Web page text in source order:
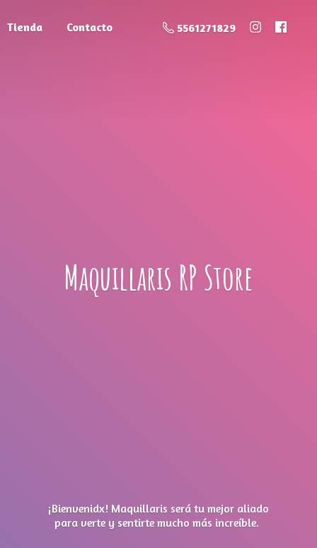
Tienda Contacto 5561271829
Maquillaris RP Store
¡Bienvenidx! Maquillaris será tu mejor aliado
para verte y sentirte mucho más increíble.